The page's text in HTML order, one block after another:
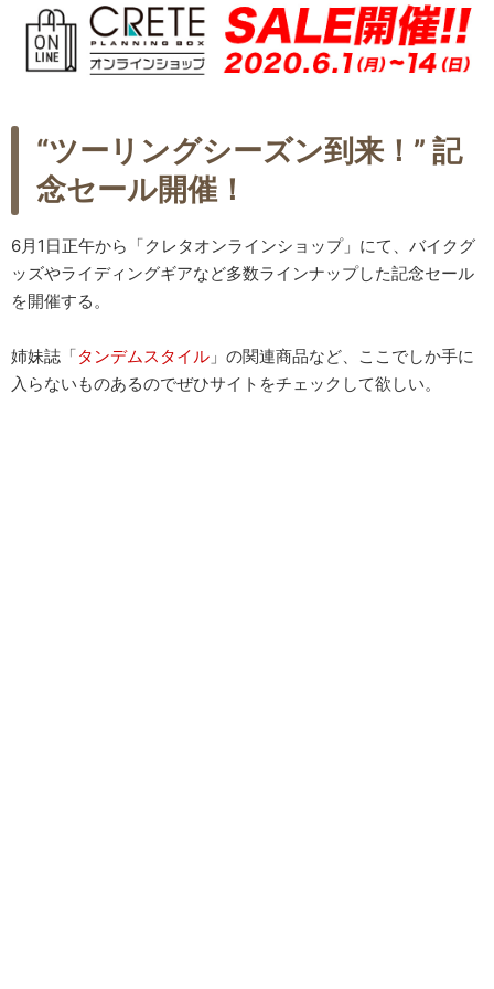
“ツーリングシーズン到来！” 記
念セール開催！
6月1日正午から「クレタオンラインショップ」にて、バイクグ
ッズやライディングギアなど多数ラインナップした記念セール
を開催する。
姉妹誌「タンデムスタイル 」の関連商品など、ここでしか手に
入らないものあるのでぜひサイトをチェックして欲しい。